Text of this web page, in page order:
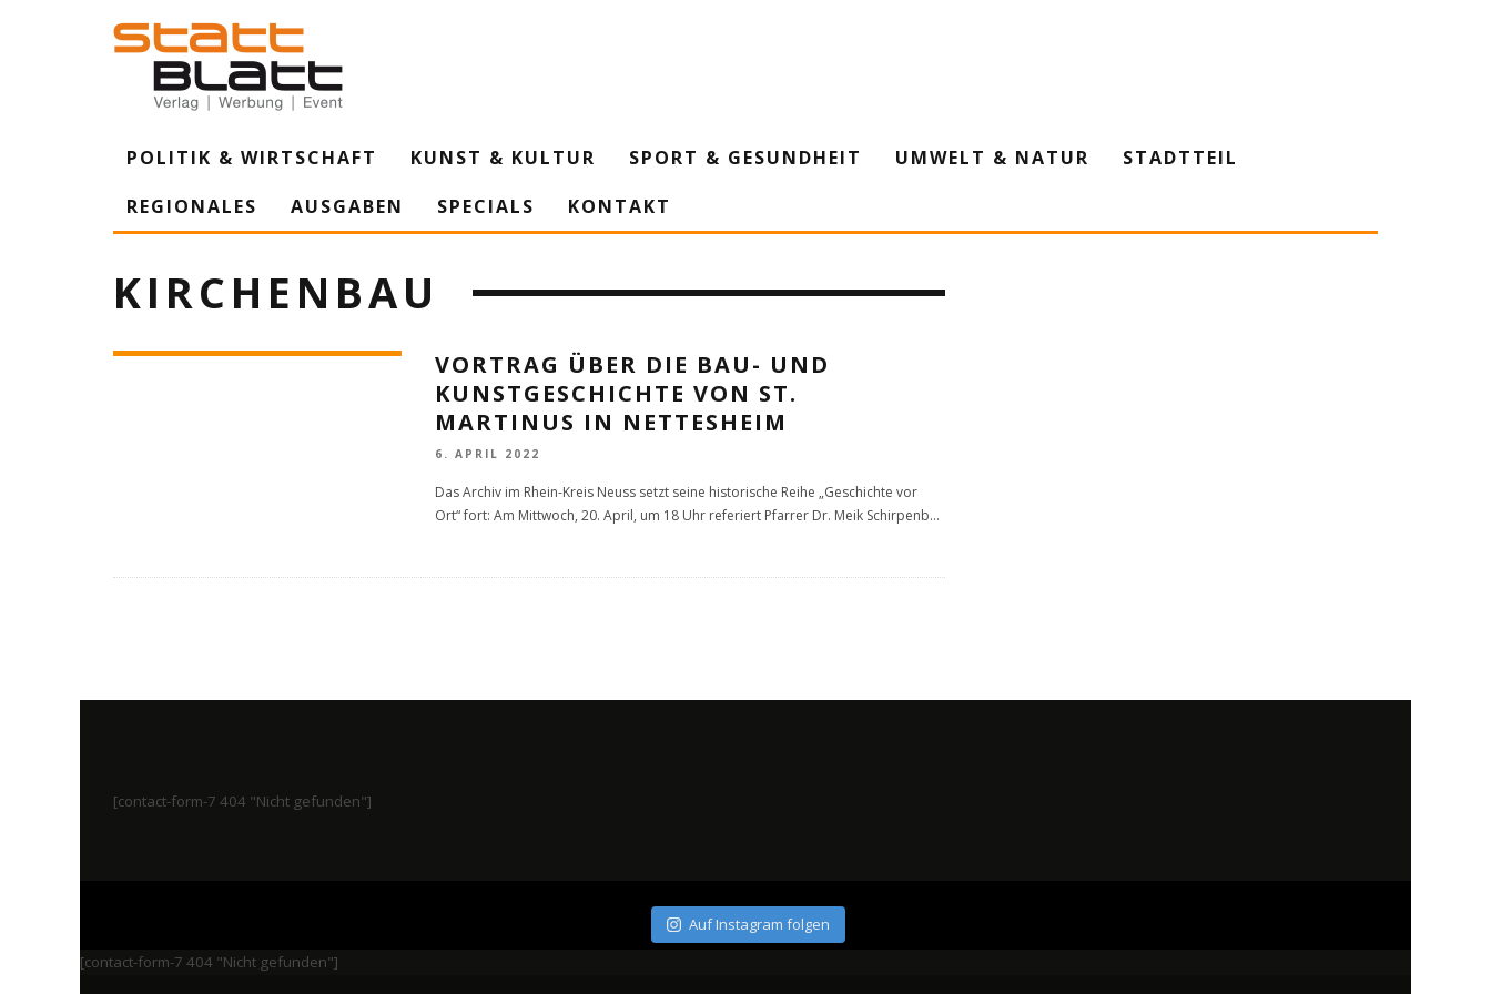
POLITIK & WIRTSCHAFT KUNST & KULTUR SPORT & GESUNDHEIT UMWELT & NATUR
STADTTEIL
REGIONALES
AUSGABEN SPECIALS KONTAKT
KIRCHENBAU
VORTRAG ÜBER DIE BAU- UND
KUNSTGESCHICHTE VON ST.
MARTINUS IN NETTESHEIM
6. APRIL 2022
Das Archiv im Rhein-Kreis Neuss setzt seine historische Reihe „Geschichte vor
Ort“ fort: Am Mittwoch, 20. April, um 18 Uhr referiert Pfarrer Dr. Meik Schirpenb...
[contact-form-7 404 "Nicht gefunden"]
Auf Instagram folgen
[contact-form-7 404 "Nicht gefunden"]